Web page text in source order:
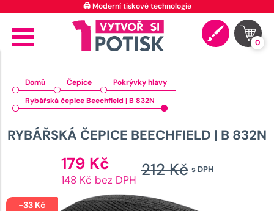
0
Domů Čepice
Pokrývky hlavy
Rybářská čepice Beechfield | B 832N
RYBÁŘSKÁ ČEPICE BEECHFIELD | B 832N
s DPH
212Kč
179 Kč cena
179 Kč.
148 Kč bez DPH
-33 Kč